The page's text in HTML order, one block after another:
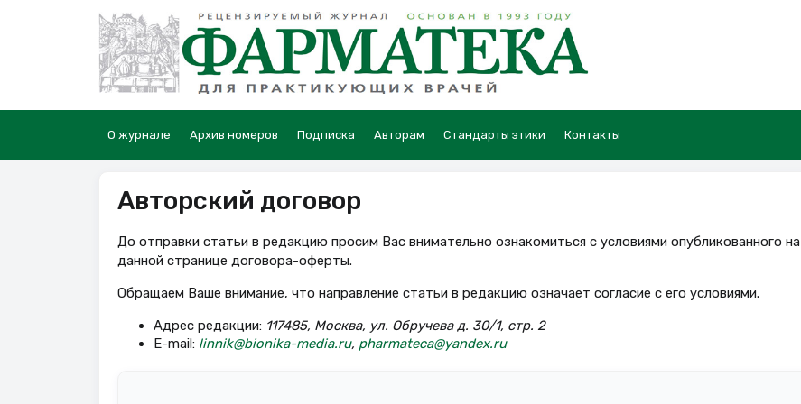
О журнале Архив номеров Подписка Авторам Стандарты этики Контакты
Авторский договор
До отправки статьи в редакцию просим Вас внимательно ознакомиться с условиями опубликованного на
данной странице договора-оферты.
Обращаем Ваше внимание, что направление статьи в редакцию означает согласие с его условиями.
Адрес редакции: 117485, Москва, ул. Обручева д. 30/1, стр. 2
E-mail: linnik@bionika-media.ru, pharmateca@yandex.ru